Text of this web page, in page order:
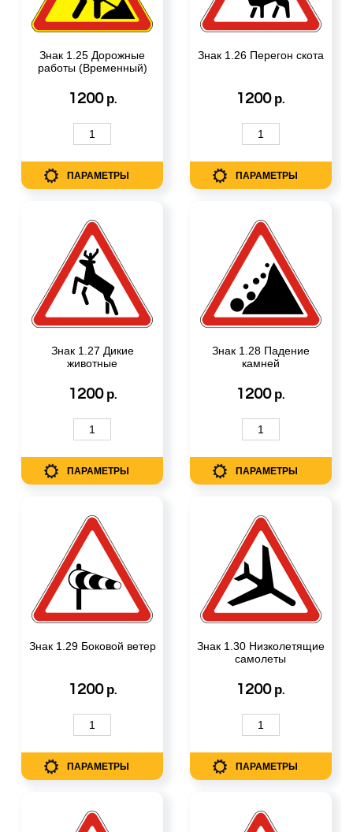
Знак 1.25 Дорожные
работы (Временный)
1200 р.
ПАРАМЕТРЫ
Знак 1.26 Перегон скота
1200 р.
ПАРАМЕТРЫ
Знак 1.27 Дикие
животные
1200 р.
ПАРАМЕТРЫ
Знак 1.28 Падение
камней
1200 р.
ПАРАМЕТРЫ
Знак 1.29 Боковой ветер
1200 р.
ПАРАМЕТРЫ
Знак 1.30 Низколетящие
самолеты
1200 р.
ПАРАМЕТРЫ